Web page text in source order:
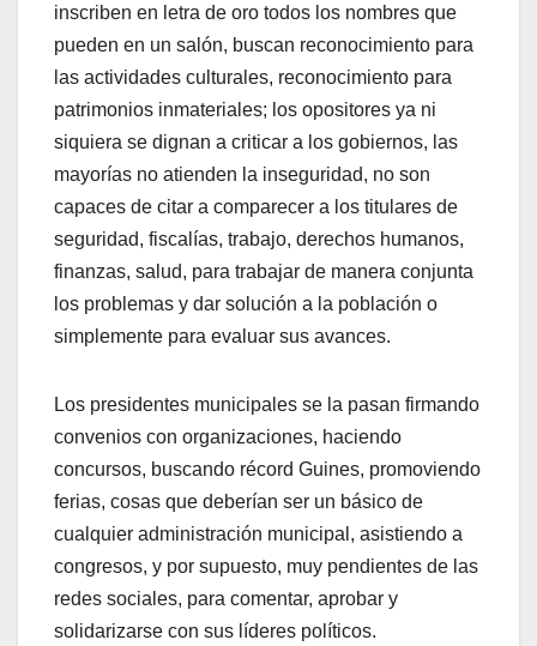
inscriben en letra de oro todos los nombres que
pueden en un salón, buscan reconocimiento para
las actividades culturales, reconocimiento para
patrimonios inmateriales; los opositores ya ni
siquiera se dignan a criticar a los gobiernos, las
mayorías no atienden la inseguridad, no son
capaces de citar a comparecer a los titulares de
seguridad, fiscalías, trabajo, derechos humanos,
finanzas, salud, para trabajar de manera conjunta
los problemas y dar solución a la población o
simplemente para evaluar sus avances.
Los presidentes municipales se la pasan firmando
convenios con organizaciones, haciendo
concursos, buscando récord Guines, promoviendo
ferias, cosas que deberían ser un básico de
cualquier administración municipal, asistiendo a
congresos, y por supuesto, muy pendientes de las
redes sociales, para comentar, aprobar y
solidarizarse con sus líderes políticos.